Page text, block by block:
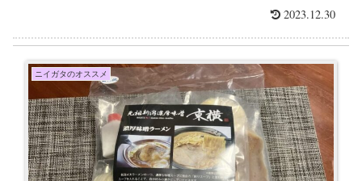
2023.12.30
ニイガタのオススメ